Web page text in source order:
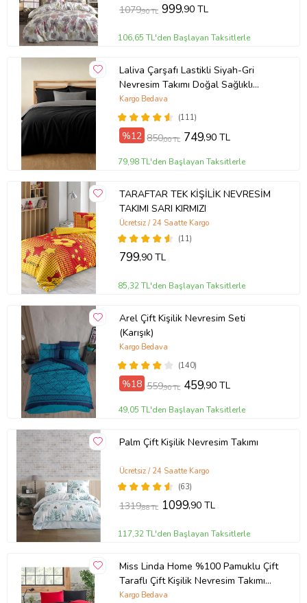
1079,90 TL 999,90 TL
106,65 TL'den Başlayan Taksitlerle
Laliva Çarşafı Lastikli Siyah-Gri
Nevresim Takımı Doğal Sağlıklı
Pamuk Çift Kişilik Ranforce
(111)
Kargo Bedava
%12 850,00 TL 749,90 TL
79,98 TL'den Başlayan Taksitlerle
TARAFTAR TEK KİŞİLİK NEVRESİM
TAKIMI SARI KIRMIZI
(11)
Ücretsiz / 24 Saatte Kargo
799,90 TL
85,32 TL'den Başlayan Taksitlerle
Arel Çift Kişilik Nevresim Seti
(Karışık)
(140)
Kargo Bedava
%18 559,90 TL 459,90 TL
49,05 TL'den Başlayan Taksitlerle
Palm Çift Kişilik Nevresim Takımı
(63)
Ücretsiz / 24 Saatte Kargo
1319,88 TL 1099,90 TL
117,32 TL'den Başlayan Taksitlerle
Miss Linda Home %100 Pamuklu Çift
Taraflı Çift Kişilik Nevresim Takımı
(Çok Renkli)
Kargo Bedava